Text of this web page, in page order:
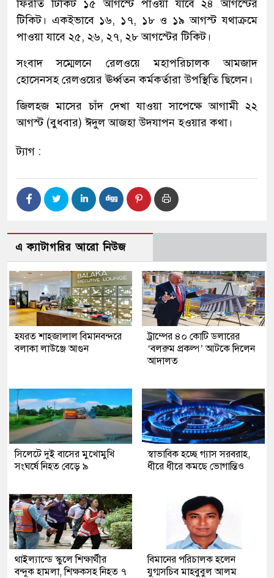
ফিরতি টিকিট ১৫ আগস্টে পাওয়া যাবে ২৪ আগস্টের
টিকিট। একইভাবে ১৬, ১৭, ১৮ ও ১৯ আগস্ট যথাক্রমে
পাওয়া যাবে ২৫, ২৬, ২৭, ২৮ আগস্টের টিকিট।
সংবাদ সম্মেলনে রেলওয়ে মহাপরিচালক আমজাদ
হোসেনসহ রেলওয়ের ঊর্ধ্বতন কর্মকর্তারা উপস্থিতি ছিলেন।
জিলহজ মাসের চাঁদ দেখা যাওয়া সাপেক্ষে আগামী ২২
আগস্ট (বুধবার) ঈদুল আজহা উদযাপন হওয়ার কথা।
ট্যাগ :
এ ক্যাটাগরির আরো নিউজ
হযরত শাহজালাল বিমানবন্দরে
বলাকা লাউঞ্জে আগুন
ট্রাম্পের ৪০ কোটি ডলারের
‘বলরুম প্রকল্প’ আটকে দিলেন
আদালত
সিলেটে দুই বাসের মুখোমুখি
সংঘর্ষে নিহত বেড়ে ৯
স্বাভাবিক হচ্ছে গ্যাস সরবরাহ,
ধীরে ধীরে কমছে ভোগান্তিও
থাইল্যান্ডে স্কুলে শিক্ষার্থীর
বন্দুক হামলা, শিক্ষকসহ নিহত ৭
বিমানের পরিচালক হলেন
যুগ্মসচিব মাহবুবুল আলম